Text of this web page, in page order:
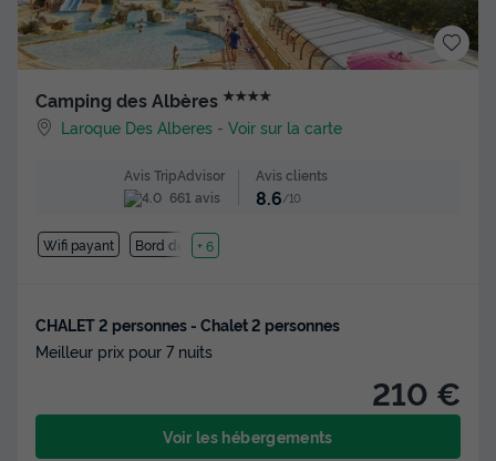
Camping des Albères ★★★★
Laroque Des Alberes -Voir sur la carte
Avis TripAdvisor
661 avis
Avis clients
8.6/10
Wifi payant Bord de mer
+ 6
CHALET 2 personnes - Chalet 2 personnes
Meilleur prix pour 7 nuits
210 €
Voir les hébergements